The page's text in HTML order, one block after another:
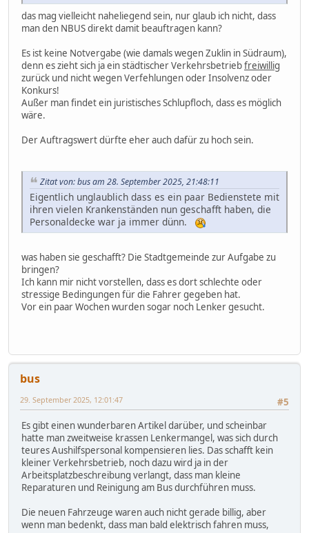
das mag vielleicht naheliegend sein, nur glaub ich nicht, dass
man den NBUS direkt damit beauftragen kann?
Es ist keine Notvergabe (wie damals wegen Zuklin in Südraum),
denn es zieht sich ja ein städtischer Verkehrsbetriebfreiwillig
zurück und nicht wegen Verfehlungen oder Insolvenz oder
Konkurs!
Außer man findet ein juristisches Schlupfloch, dass es möglich
wäre.
Der Auftragswert dürfte eher auch dafür zu hoch sein.
Zitat von: bus am 28. September 2025, 21:48:11
Eigentlich unglaublich dass es ein paar Bedienstete mit
ihren vielen Krankenständen nun geschafft haben, die
Personaldecke war ja immer dünn.
was haben sie geschafft? Die Stadtgemeinde zur Aufgabe zu
bringen?
Ich kann mir nicht vorstellen, dass es dort schlechte oder
stressige Bedingungen für die Fahrer gegeben hat.
Vor ein paar Wochen wurden sogar noch Lenker gesucht.
bus
#5
29. September 2025, 12:01:47
Es gibt einen wunderbaren Artikel darüber, und scheinbar
hatte man zweitweise krassen Lenkermangel, was sich durch
teures Aushilfspersonal kompensieren lies. Das schafft kein
kleiner Verkehrsbetrieb, noch dazu wird ja in der
Arbeitsplatzbeschreibung verlangt, dass man kleine
Reparaturen und Reinigung am Bus durchführen muss.
Die neuen Fahrzeuge waren auch nicht gerade billig, aber
wenn man bedenkt, dass man bald elektrisch fahren muss,